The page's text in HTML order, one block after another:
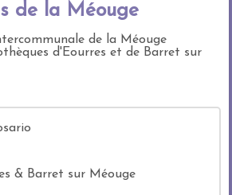
de la Méouge
de la Méouge
d'Eourres et de Barret sur
& Barret sur Méouge